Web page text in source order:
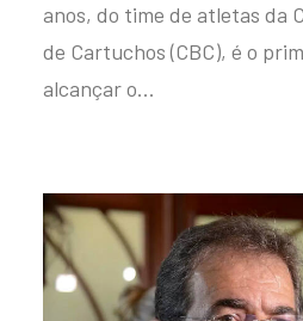
anos, do time de atletas da
de Cartuchos (CBC), é o
alcançar o…